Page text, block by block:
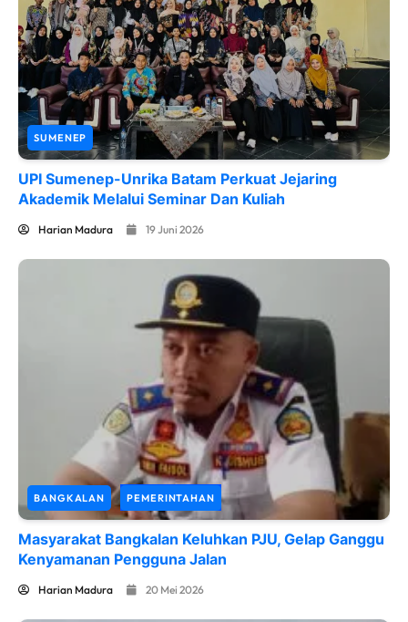
SUMENEP
UPI Sumenep-Unrika Batam Perkuat Jejaring
Akademik Melalui Seminar Dan Kuliah
Harian Madura 19 Juni 2026
BANGKALAN PEMERINTAHAN
Masyarakat Bangkalan Keluhkan PJU, Gelap Ganggu
Kenyamanan Pengguna Jalan
Harian Madura 20 Mei 2026